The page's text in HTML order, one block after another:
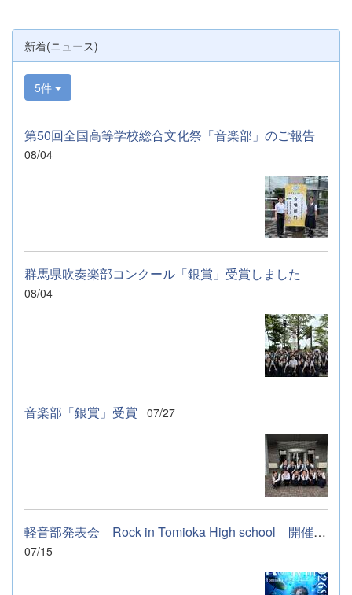
新着(ニュース)
5件
第50回全国高等学校総合文化祭「音楽部」のご報告
08/04
群馬県吹奏楽部コンクール「銀賞」受賞しました
08/04
音楽部「銀賞」受賞 07/27
軽音部発表会 Rock in Tomioka High school 開催します
07/15